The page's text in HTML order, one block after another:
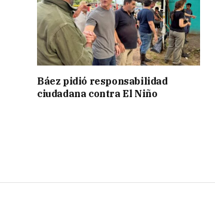
Báez pidió responsabilidad
ciudadana contra El Niño